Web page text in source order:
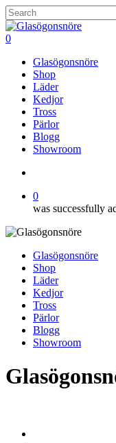
Skip
to
main
Close
Search
search
0
Glasögonsnöre
Shop
Läder
Kedjor
Tross
Pärlor
Blogg
Showroom
0
was successfully
Glasögonsnöre
Shop
Läder
Kedjor
Tross
Pärlor
Blogg
Showroom